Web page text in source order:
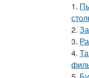
1.
2.
3.
4.